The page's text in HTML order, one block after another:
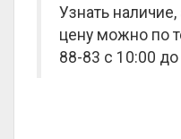
Узнать
цену можно по
88-83 с 10:00